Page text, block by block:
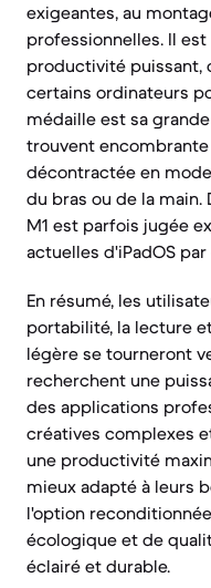
exigeantes, au
professionnelles. Il
productivité puissant,
certains ordinateurs
médaille est sa
trouvent
décontractée en
du bras ou de la main.
M1 est parfois jugée
actuelles d'iPadOS
En résumé, les
portabilité, la lecture
légère se tourneront
recherchent une
des applications
créatives complexes
une productivité
mieux adapté à leurs
l'option
écologique et de
éclairé et durable.